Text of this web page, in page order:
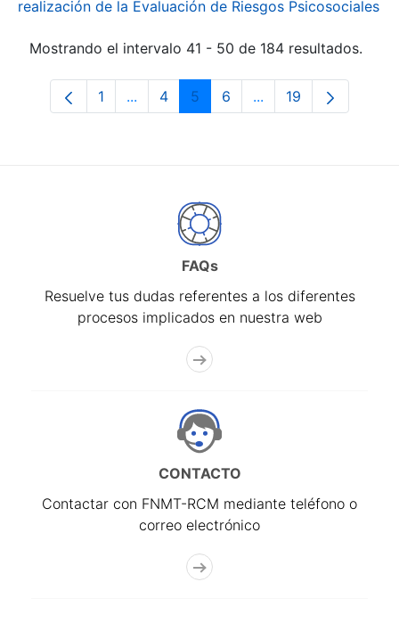
realización de la Evaluación de Riesgos Psicosociales
Mostrando el intervalo 41 - 50 de 184 resultados.
Página
1 ...Páginas intermedias Use TAB para
Página
4 Página
5 Página
6 ...Páginas intermedias
Página
19
FAQs
Resuelve tus dudas referentes a los diferentes
procesos implicados en nuestra web
CONTACTO
Contactar con FNMT-RCM mediante teléfono o
correo electrónico